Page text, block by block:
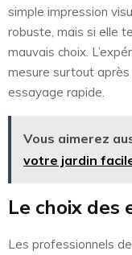
simple impression
robuste, mais si elle
mauvais choix.
mesure surtout
essayage rapide.
Vous aimerez
votre jardin
Le choix des
Les professionnels